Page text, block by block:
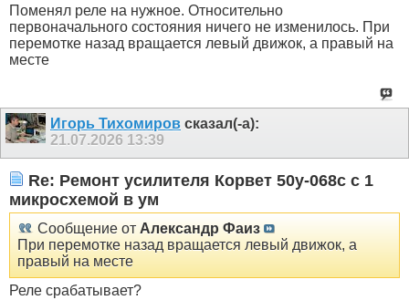
Поменял реле на нужное. Относительно
первоначального состояния ничего не изменилось. При
перемотке назад вращается левый движок, а правый на
месте
Игорь Тихомиров сказал(-а):
21.07.2026 13:39
Re: Ремонт усилителя Корвет 50у-068с с 1
микросхемой в ум
Сообщение от Александр Фаиз
При перемотке назад вращается левый движок, а
правый на месте
Реле срабатывает?